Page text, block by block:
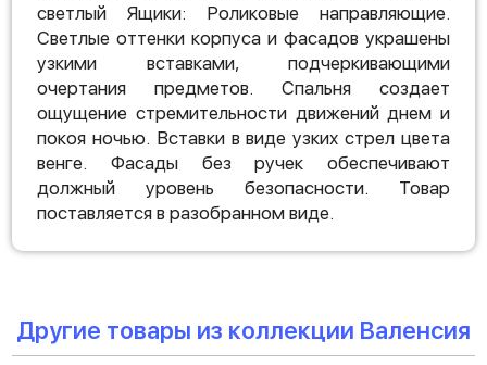
светлый Ящики: Роликовые направляющие.
Светлые оттенки корпуса и фасадов украшены
узкими вставками, подчеркивающими
очертания предметов. Спальня создает
ощущение стремительности движений днем и
покоя ночью. Вставки в виде узких стрел цвета
венге. Фасады без ручек обеспечивают
должный уровень безопасности. Товар
поставляется в разобранном виде.
Другие товары из коллекции Валенсия